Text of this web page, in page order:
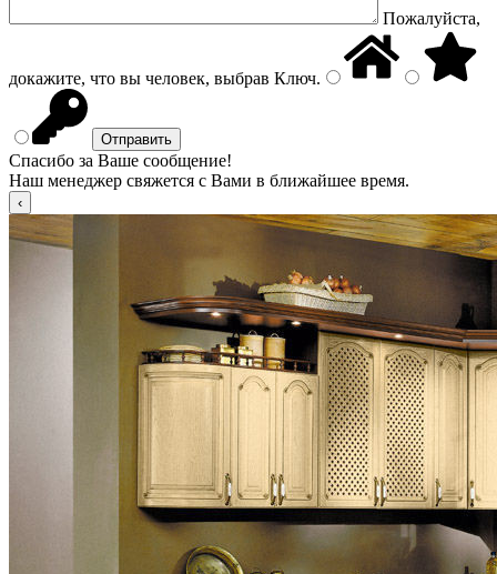
Пожалуйста,
докажите, что вы человек, выбрав Ключ.
Спасибо за Ваше сообщение!
Наш менеджер свяжется с Вами в ближайшее время.